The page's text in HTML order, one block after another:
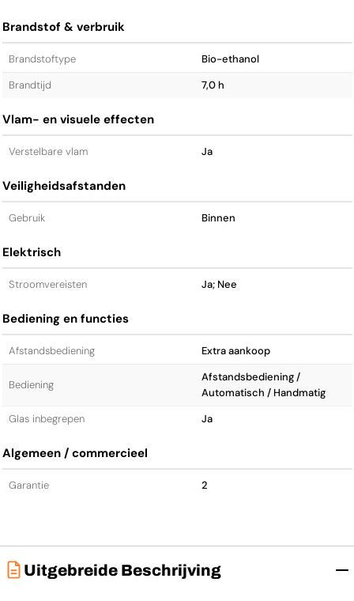
Brandstof & verbruik
Brandstoftype
Bio-ethanol
Brandtijd
7,0 h
Vlam- en visuele effecten
Verstelbare vlam Ja
Veiligheidsafstanden
Gebruik Binnen
Elektrisch
Stroomvereisten Ja; Nee
Bediening en functies
Afstandsbediening Extra aankoop
Bediening
Afstandsbediening /
Automatisch / Handmatig
Glas inbegrepen
Ja
Algemeen / commercieel
Garantie 2
Uitgebreide Beschrijving